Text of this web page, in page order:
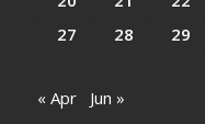
27
28 29
« Apr Jun »